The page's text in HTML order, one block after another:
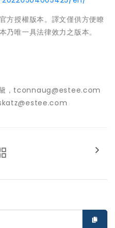
方授權版本。譯文僅供方便瞭
乃唯一具法律效力之版本。
，tconnaug@estee.com